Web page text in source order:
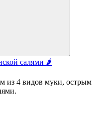
салями 🌶️
из 4 видов муки, острым